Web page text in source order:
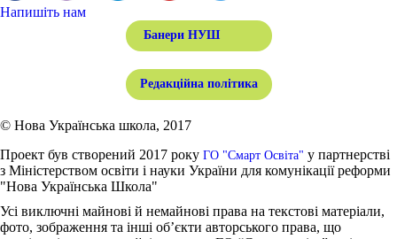
Напишіть нам
Банери НУШ
Редакційна політика
© Нова Українська школа, 2017
Проект був створений 2017 року ГО "Смарт Освіта" у партнерстві
з Міністерством освіти і науки України для комунікації реформи
"Нова Українська Школа"
Усі виключні майнові й немайнові права на текстові матеріали,
фото, зображення та інші об’єкти авторського права, що